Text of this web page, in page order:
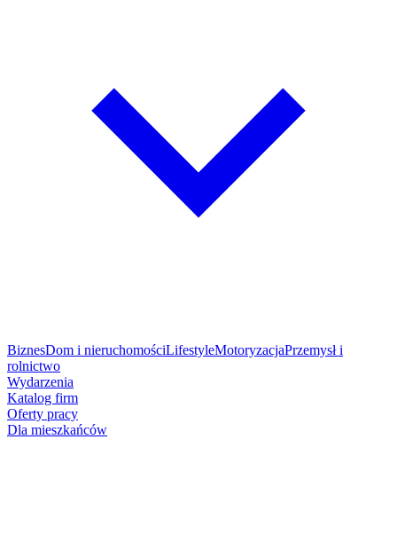
BiznesDom i nieruchomościLifestyleMotoryzacjaPrzemysł i
rolnictwo
Wydarzenia
Katalog firm
Oferty pracy
Dla mieszkańców